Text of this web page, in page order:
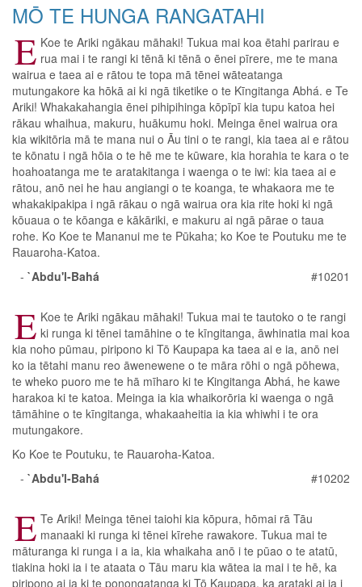
MŌ TE HUNGA RANGATAHI
E Koe te Ariki ngākau māhaki! Tukua mai koa ētahi parirau e
rua mai i te rangi ki tēnā ki tēnā o ēnei pīrere, me te mana
wairua e taea ai e rātou te topa mā tēnei wāteatanga
mutungakore ka hōkā ai ki ngā tiketike o te Kīngitanga Abhá. e Te
Ariki! Whakakahangia ēnei pihipihinga kōpīpī kia tupu katoa hei
rākau whaihua, makuru, huākumu hoki. Meinga ēnei wairua ora
kia wikitōria mā te mana nui o Āu tini o te rangi, kia taea ai e rātou
te kōnatu i ngā hōia o te hē me te kūware, kia horahia te kara o te
hoahoatanga me te aratakitanga i waenga o te iwi: kia taea ai e
rātou, anō nei he hau angiangi o te koanga, te whakaora me te
whakakipakipa i ngā rākau o ngā wairua ora kia rite hoki ki ngā
kōuaua o te kōanga e kākāriki, e makuru ai ngā pārae o taua
rohe. Ko Koe te Mananui me te Pūkaha; ko Koe te Poutuku me te
Rauaroha-Katoa.
#10201
- `Abdu'l-Bahá
E Koe te Ariki ngākau māhaki! Tukua mai te tautoko o te rangi
ki runga ki tēnei tamāhine o te kīngitanga, āwhinatia mai koa
kia noho pūmau, piripono ki Tō Kaupapa ka taea ai e ia, anō nei
ko ia tētahi manu reo āwenewene o te māra rōhi o ngā pōhewa,
te wheko puoro me te hā mīharo ki te Kingitanga Abhá, he kawe
harakoa ki te katoa. Meinga ia kia whaikorōria ki waenga o ngā
tāmāhine o te kīngitanga, whakaaheitia ia kia whiwhi i te ora
mutungakore.
Ko Koe te Poutuku, te Rauaroha-Katoa.
#10202
- `Abdu'l-Bahá
E Te Ariki! Meinga tēnei taiohi kia kōpura, hōmai rā Tāu
manaaki ki runga ki tēnei kīrehe rawakore. Tukua mai te
māturanga ki runga i a ia, kia whaikaha anō i te pūao o te atatū,
tiakina hoki ia i te ataata o Tāu maru kia wātea ia mai i te hē, ka
piripono ai ia ki te ponongatanga ki Tō Kaupapa, ka arataki ai ia i